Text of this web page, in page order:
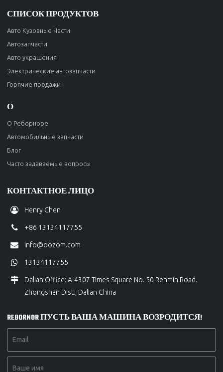
СПИСОК ПРОДУКТОВ
Авто Кузовные Части
Автозапчасти
Авто украшения
Электрические автозапчасти
Горячие продажи
О
О Реборноре
Автомобильные запчасти
Блог
Часто задаваемые вопросы
КОНТАКТНОЕ ЛИЦО
Henry Chen
+86 13134117755
info@oozom.com
13134117755
Dalian Office: A-4307 Times Square No. 50 Renmin Road.
Zhongshan Dist., Dalian China
REBORNOR ПУСТЬ ВАША МАШИНА ВОЗРОДИТСЯ!